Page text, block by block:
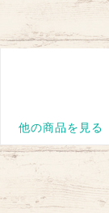
他の商品を見る